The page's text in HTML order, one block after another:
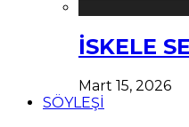
İSKELE
Mart 15, 2026
SÖYLEŞİ